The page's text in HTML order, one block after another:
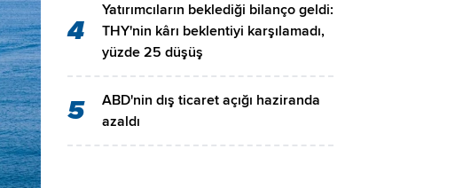
4
Yatırımcıların beklediği bilanço geldi:
THY'nin kârı beklentiyi karşılamadı,
yüzde 25 düşüş
5
ABD'nin dış ticaret açığı haziranda
azaldı